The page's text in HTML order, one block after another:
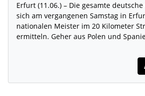
Erfurt (11.06.) – Die gesamte
sich am vergangenen Samstag in
nationalen Meister im 20 Kilometer
ermitteln. Geher aus Polen und